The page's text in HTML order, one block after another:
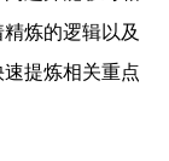
炼的逻辑以及
提炼相关重点